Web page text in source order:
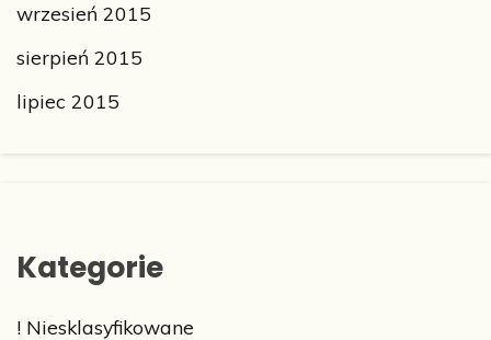
wrzesień 2015
sierpień 2015
lipiec 2015
Kategorie
! Niesklasyfikowane